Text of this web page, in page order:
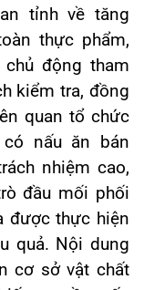
tỉnh về tăng
thực phẩm,
động tham
kiểm tra, đồng
quan tổ chức
nấu ăn bán
nhiệm cao,
đầu mối phối
được thực hiện
quả. Nội dung
cơ sở vật chất